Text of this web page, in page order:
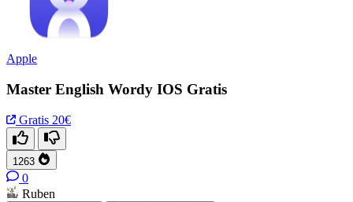
Apple
Master English Wordy IOS Gratis
Gratis 20€
1263
0
Ruben